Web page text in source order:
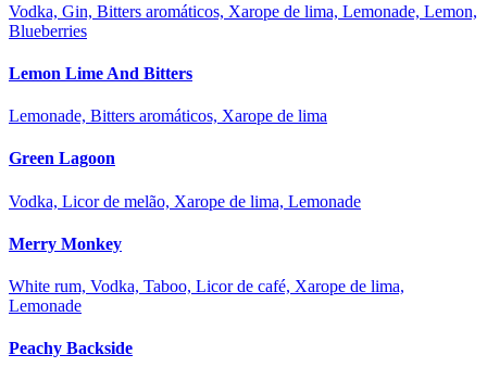
Vodka, Gin, Bitters aromáticos, Xarope de lima, Lemonade, Lemon,
Blueberries
Lemon Lime And Bitters
Lemonade, Bitters aromáticos, Xarope de lima
Green Lagoon
Vodka, Licor de melão, Xarope de lima, Lemonade
Merry Monkey
White rum, Vodka, Taboo, Licor de café, Xarope de lima,
Lemonade
Peachy Backside